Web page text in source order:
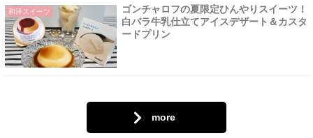
和洋スイーツ
ゴンチャロフの夏限定ひんやりスイーツ！
白バラ牛乳仕立てアイスデザート＆カスタ
ードプリン
more